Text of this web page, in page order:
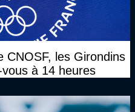
CNOSF, les Girondins
à 14 heures